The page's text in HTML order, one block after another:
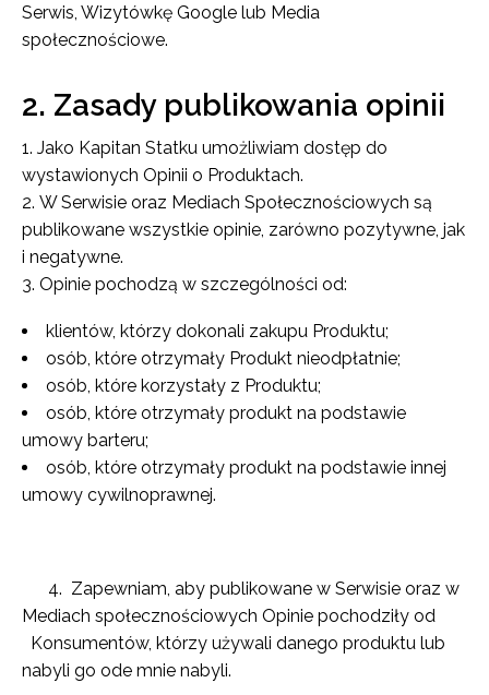
Serwis, Wizytówkę Google lub Media
społecznościowe.
2. Zasady publikowania opinii
Jako Kapitan Statku umożliwiam dostęp do
wystawionych Opinii o Produktach.
W Serwisie oraz Mediach Społecznościowych są
publikowane wszystkie opinie, zarówno pozytywne, jak
i negatywne.
Opinie pochodzą w szczególności od:
klientów, którzy dokonali zakupu Produktu;
osób, które otrzymały Produkt nieodpłatnie;
osób, które korzystały z Produktu;
osób, które otrzymały produkt na podstawie
umowy barteru;
osób, które otrzymały produkt na podstawie innej
umowy cywilnoprawnej.
4. Zapewniam, aby publikowane w Serwisie oraz w
Mediach społecznościowych Opinie pochodziły od
Konsumentów, którzy używali danego produktu lub
nabyli go ode mnie nabyli.